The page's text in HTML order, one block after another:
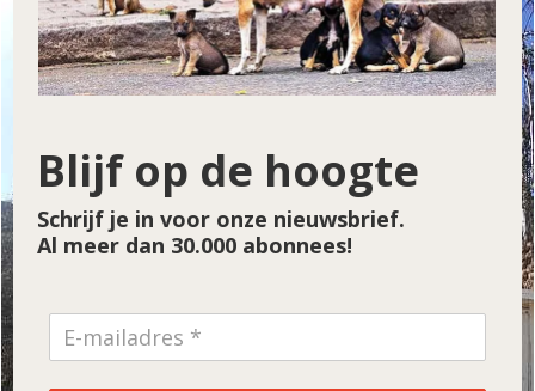
Blijf op de hoogte
Schrijf je in voor onze nieuwsbrief.
Al meer dan 30.000 abonnees!